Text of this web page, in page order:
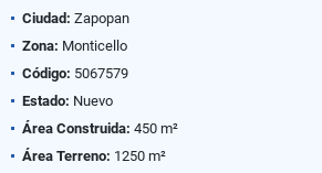
Ciudad: Zapopan
Zona: Monticello
Código: 5067579
Estado: Nuevo
Área Construida: 450 m²
Área Terreno: 1250 m²